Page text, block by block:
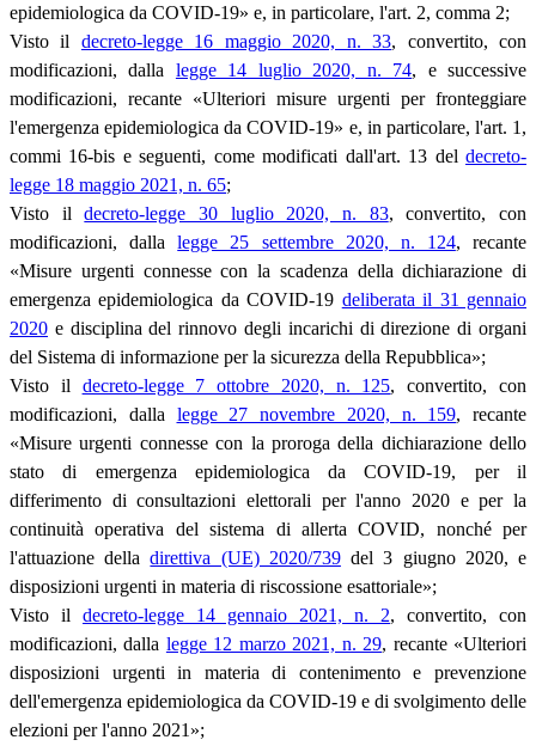
epidemiologica da COVID-19» e, in particolare, l'art. 2, comma 2;
Visto il decreto-legge 16 maggio 2020, n. 33, convertito, con
modificazioni, dalla legge 14 luglio 2020, n. 74, e successive
modificazioni, recante «Ulteriori misure urgenti per fronteggiare
l'emergenza epidemiologica da COVID-19» e, in particolare, l'art. 1,
commi 16-bis e seguenti, come modificati dall'art. 13 del decreto-
legge 18 maggio 2021, n. 65;
Visto ildecreto-legge 30 luglio 2020, n. 83, convertito, con
modificazioni, dallalegge 25 settembre 2020, n. 124, recante
«Misure urgenti connesse con la scadenza della dichiarazione di
emergenza epidemiologica da COVID-19 deliberata il 31 gennaio
2020 e disciplina del rinnovo degli incarichi di direzione di organi
del Sistema di informazione per la sicurezza della Repubblica»;
Visto il decreto-legge 7 ottobre 2020, n. 125, convertito, con
modificazioni, dalla legge 27 novembre 2020, n. 159, recante
«Misure urgenti connesse con la proroga della dichiarazione dello
stato di emergenza epidemiologica da COVID-19, per il
differimento di consultazioni elettorali per l'anno 2020 e per la
continuità operativa del sistema di allerta COVID, nonché per
l'attuazione delladirettiva (UE) 2020/739del 3 giugno 2020, e
disposizioni urgenti in materia di riscossione esattoriale»;
Visto il decreto-legge 14 gennaio 2021, n. 2, convertito, con
modificazioni, dalla legge 12 marzo 2021, n. 29, recante «Ulteriori
disposizioni urgenti in materia di contenimento e prevenzione
dell'emergenza epidemiologica da COVID-19 e di svolgimento delle
elezioni per l'anno 2021»;